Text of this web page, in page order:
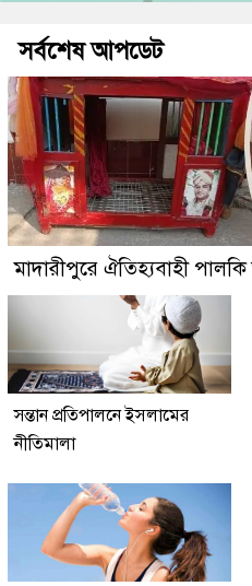
সর্বশেষ আপডেট
মাদারীপুরে ঐতিহ্যবাহী
সন্তান প্রতিপালনে ইসলামের
নীতিমালা